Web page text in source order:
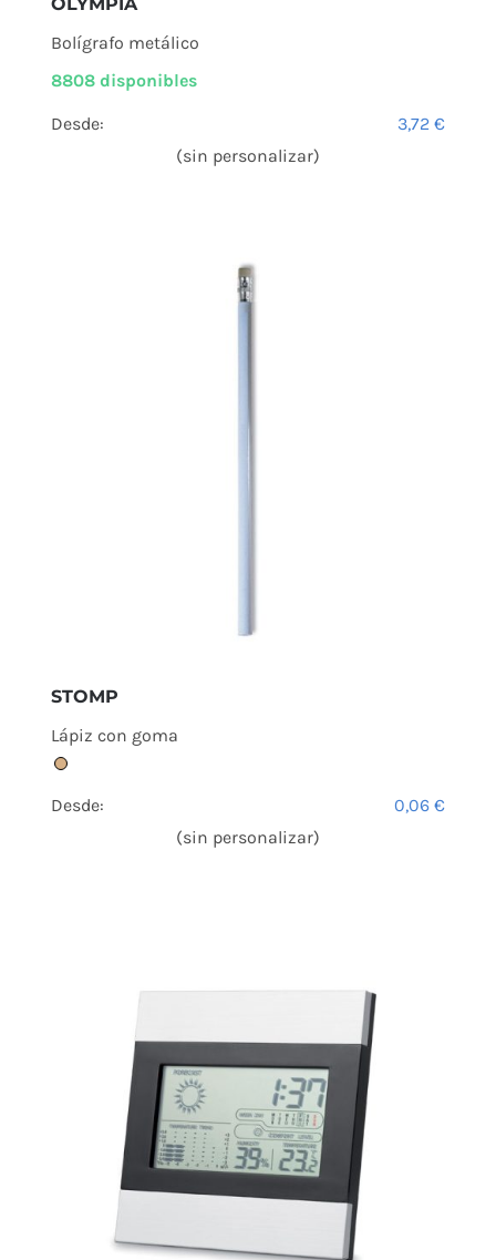
Bolígrafo metálico
8808 disponibles
Desde: 3,72€
(sin personalizar)
STOMP
Lápiz con goma
Desde: 0,06€
(sin personalizar)